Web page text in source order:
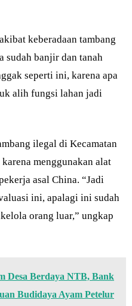
keberadaan tambang
sudah banjir dan tanah
seperti ini, karena apa
alih fungsi lahan jadi
ilegal di Kecamatan
menggunakan alat
asal China. “Jadi
ini, apalagi ini sudah
orang luar,” ungkap
Desa Berdaya NTB, Bank
Budidaya Ayam Petelur